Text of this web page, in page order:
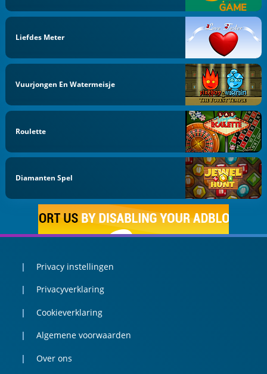
Liefdes Meter
Vuurjongen En Watermeisje
Roulette
Diamanten Spel
Privacy instellingen
Privacyverklaring
Cookieverklaring
Algemene voorwaarden
Over ons